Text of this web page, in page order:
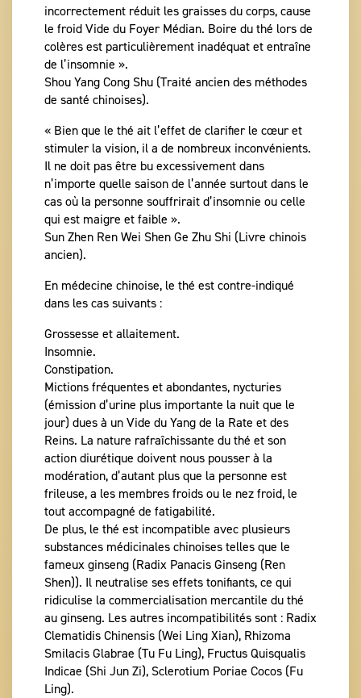
incorrectement réduit les graisses du corps, cause
le froid Vide du Foyer Médian. Boire du thé lors de
colères est particulièrement inadéquat et entraîne
de l’insomnie ».
Shou Yang Cong Shu (Traité ancien des méthodes
de santé chinoises).
« Bien que le thé ait l’effet de clarifier le cœur et
stimuler la vision, il a de nombreux inconvénients.
Il ne doit pas être bu excessivement dans
n’importe quelle saison de l’année surtout dans le
cas où la personne souffrirait d’insomnie ou celle
qui est maigre et faible ».
Sun Zhen Ren Wei Shen Ge Zhu Shi (Livre chinois
ancien).
En médecine chinoise, le thé est contre-indiqué
dans les cas suivants :
Grossesse et allaitement.
Insomnie.
Constipation.
Mictions fréquentes et abondantes, nycturies
(émission d’urine plus importante la nuit que le
jour) dues à un Vide du Yang de la Rate et des
Reins. La nature rafraîchissante du thé et son
action diurétique doivent nous pousser à la
modération, d’autant plus que la personne est
frileuse, a les membres froids ou le nez froid, le
tout accompagné de fatigabilité.
De plus, le thé est incompatible avec plusieurs
substances médicinales chinoises telles que le
fameux ginseng (Radix Panacis Ginseng (Ren
Shen)). Il neutralise ses effets tonifiants, ce qui
ridiculise la commercialisation mercantile du thé
au ginseng. Les autres incompatibilités sont : Radix
Clematidis Chinensis (Wei Ling Xian), Rhizoma
Smilacis Glabrae (Tu Fu Ling), Fructus Quisqualis
Indicae (Shi Jun Zi), Sclerotium Poriae Cocos (Fu
Ling).